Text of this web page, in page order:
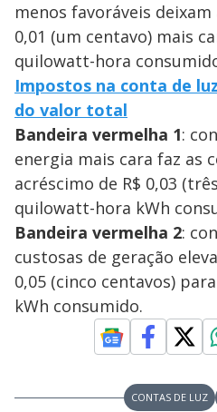
menos favoráveis
0,01 (um centavo) mais
quilowatt-hora
Impostos na conta de
do valor total
Bandeira vermelha 1:
energia mais cara faz as
acréscimo de R$ 0,03
quilowatt-hora kWh
Bandeira vermelha 2:
custosas de geração
0,05 (cinco centavos)
kWh consumido.
CONTAS DE LUZ